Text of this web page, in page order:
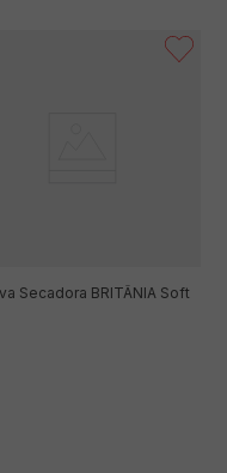
Secadora BRITÂNIA Soft